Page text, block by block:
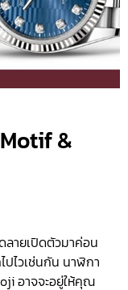
&
ลายเปิดตัวมาค่อน
ปไวเช่นกัน นาฬิกา
อาจจะอยู่ให้คุณ